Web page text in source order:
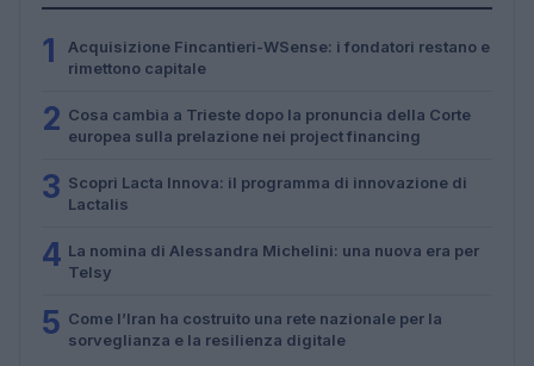
1
Acquisizione Fincantieri-WSense: i fondatori restano e
rimettono capitale
2 Cosa cambia a Trieste dopo la pronuncia della Corte
europea sulla prelazione nei project financing
3 Scopri Lacta Innova: il programma di innovazione di
Lactalis
4 La nomina di Alessandra Michelini: una nuova era per
Telsy
5 Come l’Iran ha costruito una rete nazionale per la
sorveglianza e la resilienza digitale